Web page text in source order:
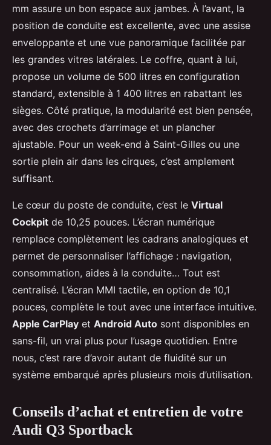
mm assure un bon espace aux jambes. À l’avant, la
position de conduite est excellente, avec une assise
enveloppante et une vue panoramique facilitée par
les grandes vitres latérales. Le coffre, quant à lui,
propose un volume de 500 litres en configuration
standard, extensible à 1 400 litres en rabattant les
sièges. Côté pratique, la modularité est bien pensée,
avec des crochets d’arrimage et un plancher
ajustable. Pour un week-end à Saint-Gilles ou une
sortie plein air dans les cirques, c’est amplement
suffisant.
Le cœur du poste de conduite, c’est le Virtual
Cockpit de 10,25 pouces. L’écran numérique
remplace complètement les cadrans analogiques et
permet de personnaliser l’affichage : navigation,
consommation, aides à la conduite… Tout est
centralisé. L’écran MMI tactile, en option de 10,1
pouces, complète le tout avec une interface intuitive.
Apple CarPlay et Android Auto sont disponibles en
sans-fil, un vrai plus pour l’usage quotidien. Entre
nous, c’est rare d’avoir autant de fluidité sur un
système embarqué après plusieurs mois d’utilisation.
Conseils d’achat et entretien de votre
Audi Q3 Sportback